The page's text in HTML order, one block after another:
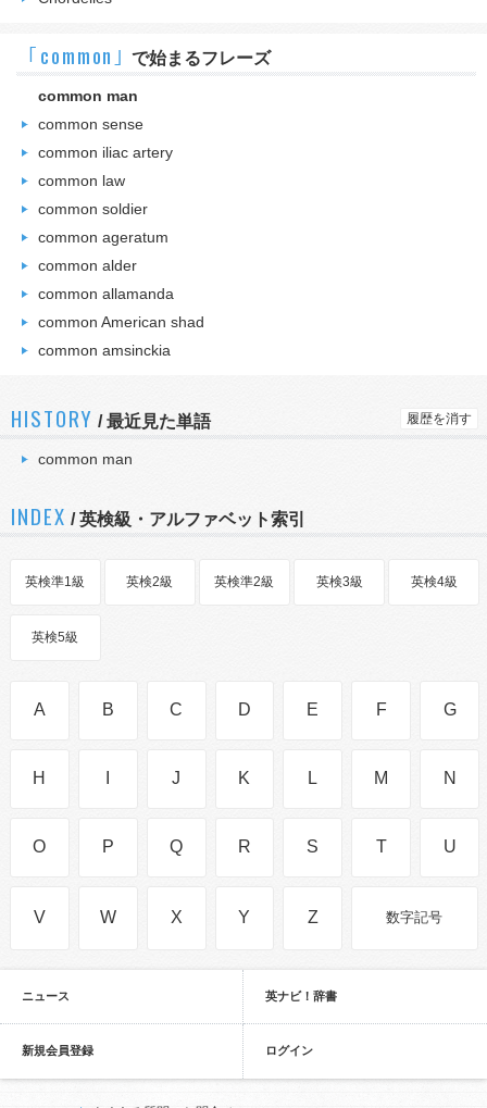
｢common｣ で始まるフレーズ
common man
common sense
common iliac artery
common law
common soldier
common ageratum
common alder
common allamanda
common American shad
common amsinckia
HISTORY /最近見た単語 履歴を消す
common man
INDEX / 英検級・アルファベット索引
英検準1級 英検2級 英検準2級 英検3級 英検4級
英検5級
A B C D E F G
H J K L M N
O P Q R S T U
V W X Y Z 数字記号
ニュース 英ナビ！辞書
新規会員登録 ログイン